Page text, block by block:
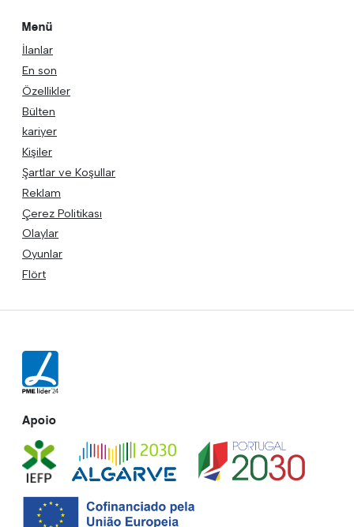
Menü
İlanlar
En son
Özellikler
Bülten
kariyer
Kişiler
Şartlar ve Koşullar
Reklam
Çerez Politikası
Olaylar
Oyunlar
Flört
Apoio